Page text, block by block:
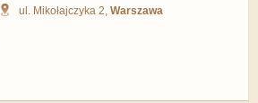
ul. Mikołajczyka 2,Warszawa